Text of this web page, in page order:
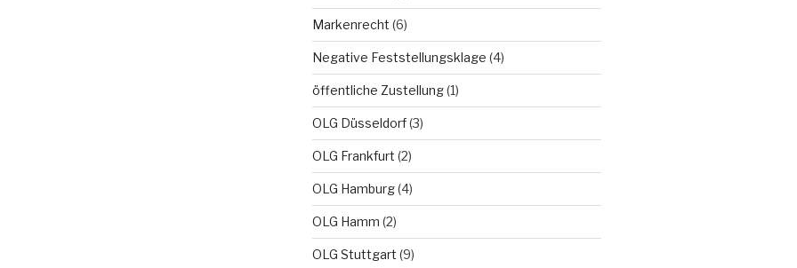
Markenrecht (6)
Negative Feststellungsklage (4)
öffentliche Zustellung(1)
OLG Düsseldorf(3)
OLG Frankfurt (2)
OLG Hamburg(4)
OLG Hamm (2)
OLG Stuttgart (9)